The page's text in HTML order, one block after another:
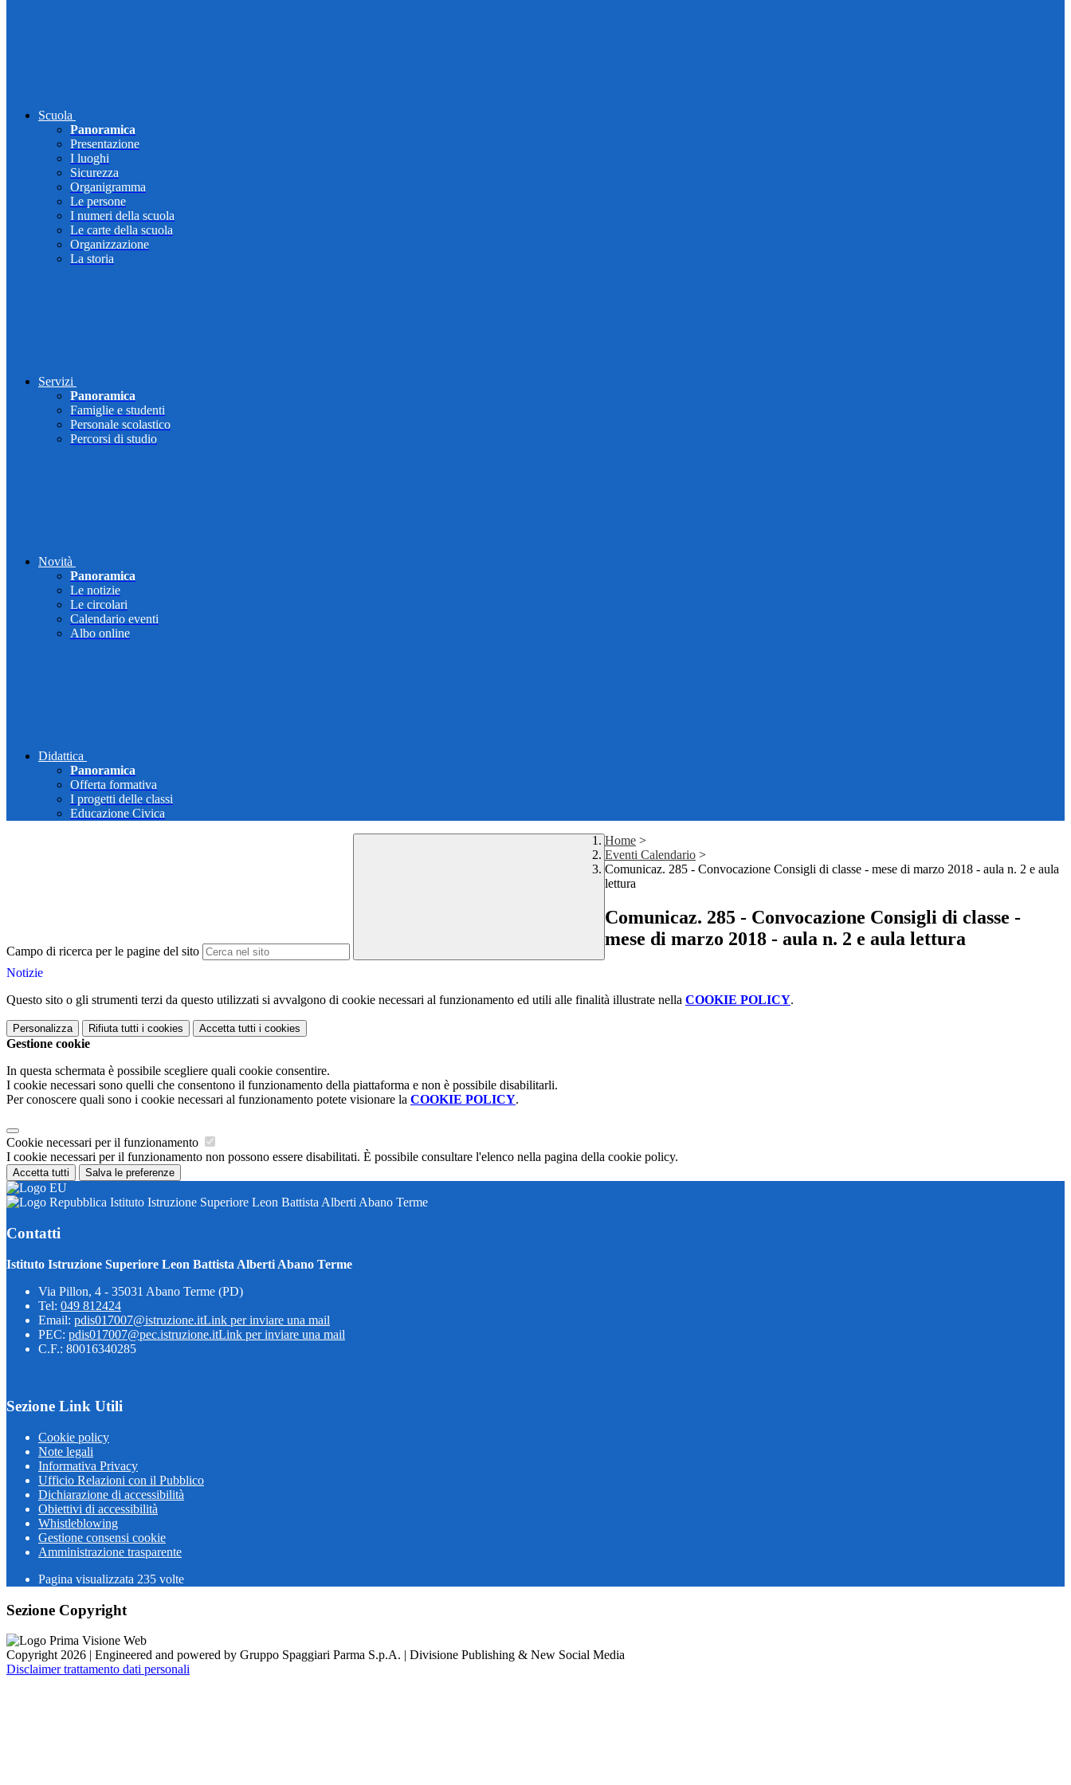
Scuola
Panoramica
Presentazione
I luoghi
Sicurezza
Organigramma
Le persone
I numeri della scuola
Le carte della scuola
Organizzazione
La storia
Servizi
Panoramica
Famiglie e studenti
Personale scolastico
Percorsi di studio
Novità
Panoramica
Le notizie
Le circolari
Calendario eventi
Albo online
Didattica
Panoramica
Offerta formativa
I progetti delle classi
Educazione Civica
Campo di ricerca per le pagine del sito
Home >
Eventi Calendario >
Comunicaz. 285 - Convocazione Consigli di classe - mese di marzo 2018 - aula n. 2 e aula
lettura
Comunicaz. 285 - Convocazione Consigli di classe -
mese di marzo 2018 - aula n. 2 e aula lettura
Notizie
Questo sito o gli strumenti terzi da questo utilizzati si avvalgono di cookie necessari al funzionamento ed utili alle finalità illustrate nella COOKIE POLICY.
Personalizza Rifiuta tutti i cookies Accetta tutti i cookies
Gestione cookie
In questa schermata è possibile scegliere quali cookie consentire.
I cookie necessari sono quelli che consentono il funzionamento della piattaforma e non è possibile disabilitarli.
Per conoscere quali sono i cookie necessari al funzionamento potete visionare la COOKIE POLICY.
Cookie necessari per il funzionamento
I cookie necessari per il funzionamento non possono essere disabilitati. È possibile consultare l'elenco nella pagina della cookie policy.
Accetta tutti Salva le preferenze
Istituto Istruzione Superiore Leon Battista Alberti Abano Terme
Contatti
Istituto Istruzione Superiore Leon Battista Alberti Abano Terme
Via Pillon, 4 - 35031 Abano Terme (PD)
Tel: 049 812424
Email: pdis017007@istruzione.itLink per inviare una mail
PEC: pdis017007@pec.istruzione.itLink per inviare una mail
C.F.: 80016340285
Sezione Link Utili
Cookie policy
Note legali
Informativa Privacy
Ufficio Relazioni con il Pubblico
Dichiarazione di accessibilità
Obiettivi di accessibilità
Whistleblowing
Gestione consensi cookie
Amministrazione trasparente
Pagina visualizzata 235 volte
Sezione Copyright
Copyright 2026 | Engineered and powered by Gruppo Spaggiari Parma S.p.A. | Divisione Publishing & New Social Media
Disclaimer trattamento dati personali